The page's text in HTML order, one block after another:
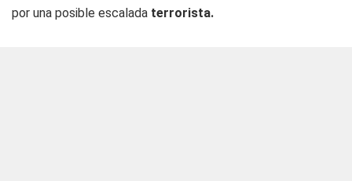
por una posible escalada terrorista.